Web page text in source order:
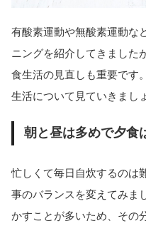
有酸素運動や無酸素運動な
ニングを紹介してきました
食生活の見直しも重要です
生活について見ていきまし
朝と昼は多めで夕食
忙しくて毎日自炊するのは
事のバランスを変えてみま
かすことが多いため、その